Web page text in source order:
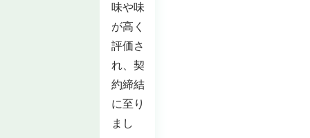
味や味
が高く
評価さ
れ、契
約締結
に至り
まし